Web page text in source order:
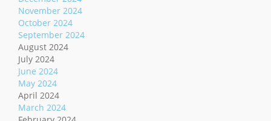
November 2024
October 2024
September 2024
August 2024
July 2024
June 2024
May 2024
April 2024
March 2024